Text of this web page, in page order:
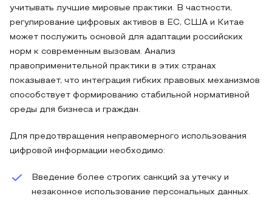
учитывать лучшие мировые практики. В частности,
регулирование цифровых активов в ЕС, США и Китае
может послужить основой для адаптации российских
норм к современным вызовам. Анализ
правоприменительной практики в этих странах
показывает, что интеграция гибких правовых механизмов
способствует формированию стабильной нормативной
среды для бизнеса и граждан.
Для предотвращения неправомерного использования
цифровой информации необходимо:
Введение более строгих санкций за утечку и
незаконное использование персональных данных.